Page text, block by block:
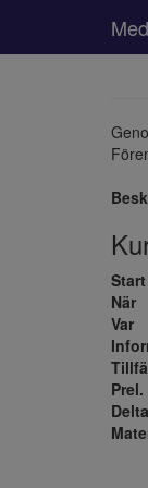
Start
När
Var